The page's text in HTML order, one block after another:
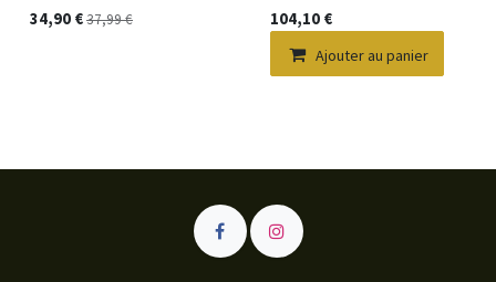
34,90 €37,99€ 104,10€
Ajouter au panier